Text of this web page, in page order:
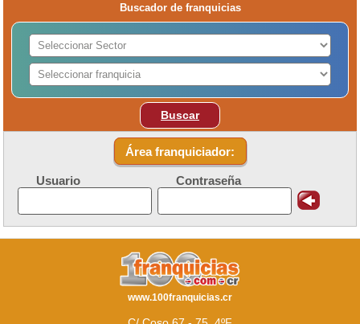
Buscador de franquicias
Buscar
Área franquiciador:
Usuario Contraseña
www.100franquicias.cr